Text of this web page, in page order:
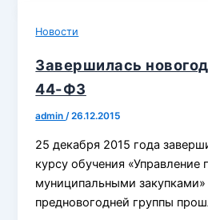
Новости
Завершилась
44-ФЗ
admin/26.12.2015
25 декабря 2015 года
курсу обучения «Управление
муниципальными
предновогодней группы